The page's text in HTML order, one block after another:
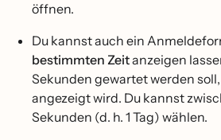
öffnen.
Du kannst auch ein
bestimmten Zeitanzeigen
Sekunden gewartet werden
angezeigt wird. Du kannst
Sekunden (d. h. 1 Tag) wählen.